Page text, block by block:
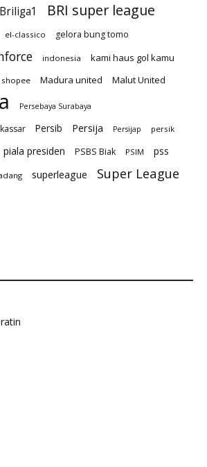
Briliga1 BRI super league
el-classico gelora bung tomo
indonesia kami haus gol kamu
Madura united Malut United
Persebaya Surabaya
Persib Persija Persijap persik
piala presiden PSBS Biak PSIM pss
superleague Super League